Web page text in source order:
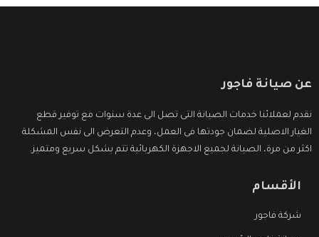
عن صيانة فاجور
نقدم لعملائنا خدمات الصيانة التى تصل الى عدة سنوات مع توفير قطع
الغيار الاصلية لضمان جودتها فى العمل، وعدم التعرض الى نفس المشكلة
اكثر من مرة، الصيانة لجميع الاجهزة الكهربائية تتم بشكل سريع ومتميز.
الأقسام
شركة فاجور